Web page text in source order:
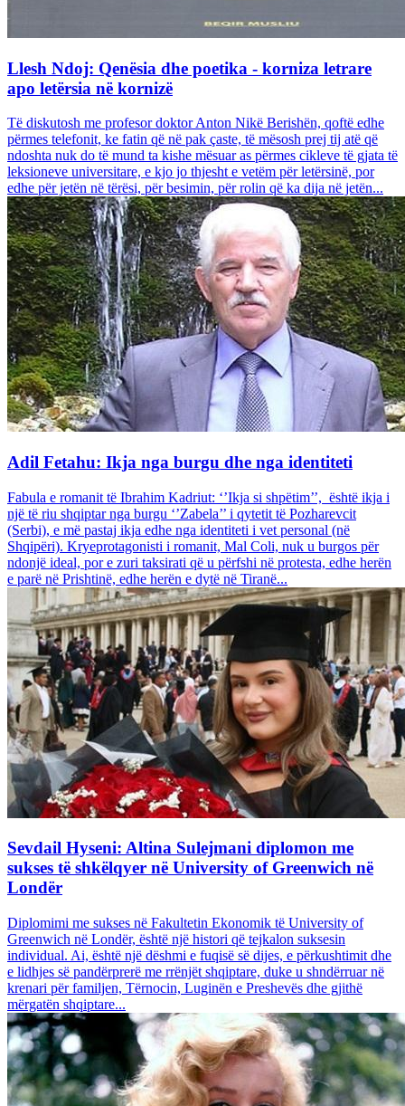
Llesh Ndoj: Qenësia dhe poetika - korniza letrare
apo letërsia në kornizë
Të diskutosh me profesor doktor Anton Nikë Berishën, qoftë edhe
përmes telefonit, ke fatin që në pak çaste, të mësosh prej tij atë që
ndoshta nuk do të mund ta kishe mësuar as përmes cikleve të gjata të
leksioneve universitare, e kjo jo thjesht e vetëm për letërsinë, por
edhe për jetën në tërësi, për besimin, për rolin që ka dija në jetën...
Adil Fetahu: Ikja nga burgu dhe nga identiteti
Fabula e romanit të Ibrahim Kadriut: ‘’Ikja si shpëtim’’, është ikja i
një të riu shqiptar nga burgu ‘’Zabela’’ i qytetit të Pozharevcit
(Serbi), e më pastaj ikja edhe nga identiteti i vet personal (në
Shqipëri). Kryeprotagonisti i romanit, Mal Coli, nuk u burgos për
ndonjë ideal, por e zuri taksirati që u përfshi në protesta, edhe herën
e parë në Prishtinë, edhe herën e dytë në Tiranë...
Sevdail Hyseni: Altina Sulejmani diplomon me
sukses të shkëlqyer në University of Greenwich në
Londër
Diplomimi me sukses në Fakultetin Ekonomik të University of
Greenwich në Londër, është një histori që tejkalon suksesin
individual. Ai, është një dëshmi e fuqisë së dijes, e përkushtimit dhe
e lidhjes së pandërprerë me rrënjët shqiptare, duke u shndërruar në
krenari për familjen, Tërnocin, Luginën e Preshevës dhe gjithë
mërgatën shqiptare...